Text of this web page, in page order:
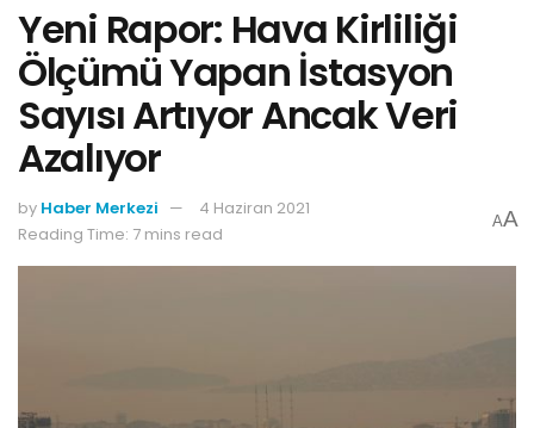
Yeni Rapor: Hava Kirliliği
Ölçümü Yapan İstasyon
Sayısı Artıyor Ancak Veri
Azalıyor
by Haber Merkezi
4 Haziran 2021
Reading Time: 7 mins read
AA